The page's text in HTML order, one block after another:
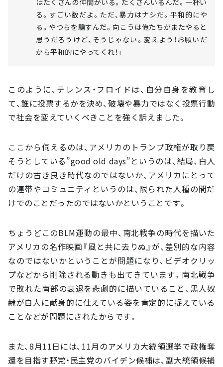
る。すごい数だよ。ただ、暴力はナシだ。平和的にや
る。やつらを騙すんだ。向こうは俺たちがまたやると
思うだろうけど、そうじゃない。変えよう！お願いだ
から平和的にやってくれ！」
このように、テレンス・フロイドは、自分自身を教育し
て、誰に投票するかを決め、破壊や暴力ではなく投票行動
で社会を変えていくべきことを強く訴えました。
ここから伺えるのは、アメリカのトランプ政権が取り戻
そうとしている”good old days”というのは、結局、白人
だけの古き良き時代なのではないか、アメリカにとって
の連帯やコミュニティというのは、限られた人種の間だ
けでのことだったのではないかということです。
ちょうどこのBLM運動の最中、南北戦争の時代を描いた
アメリカの名作映画『風と共に去りぬ』が、差別的な内容
なのではないかということが問題になり、ビデオクリッ
プなどから削除される動きも出てきています。南北戦争
で敗れた南部の衰退を悲劇的に描いていること、黒人奴
隷が白人に献身的に仕えている姿を肯定的に捉えている
ことなどが問題にされたからです。
また、8月11日には、11月のアメリカ大統領選挙で政権奪
還を目指す野党・民主党のバイデン候補は、副大統領候補